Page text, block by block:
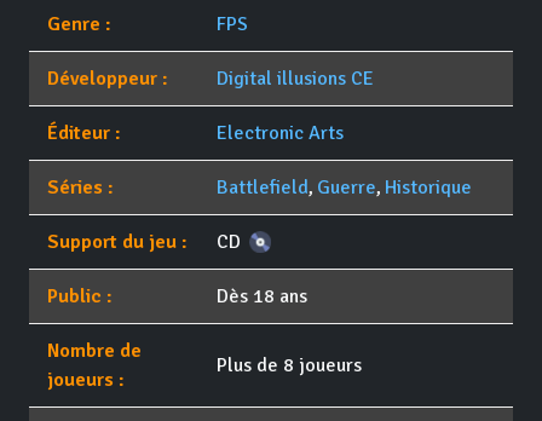
Genre : FPS
Développeur : Digital illusions CE
Éditeur : Electronic Arts
Séries : Battlefield, Guerre, Historique
Support du jeu : CD
Public : Dès 18 ans
Nombre de
joueurs :
Plus de 8 joueurs